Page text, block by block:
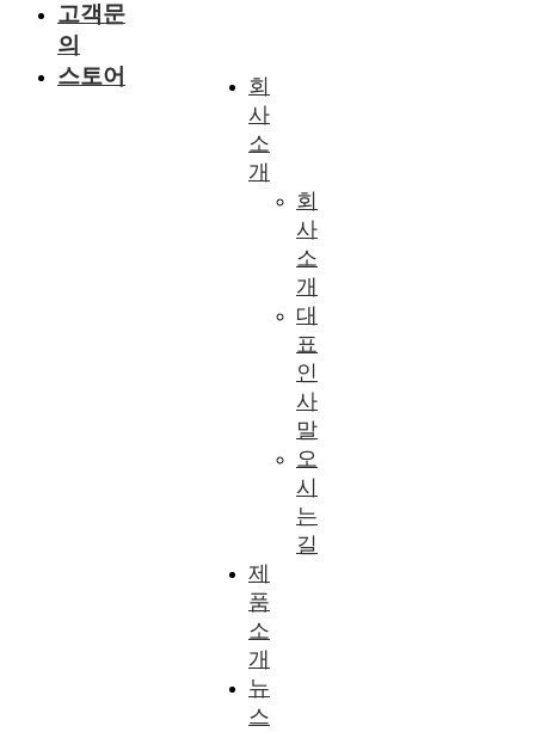
고객문
의
스토어
회
사
소
개
회
사
소
개
대
표
인
사
말
오
시
는
길
제
품
소
개
뉴
스